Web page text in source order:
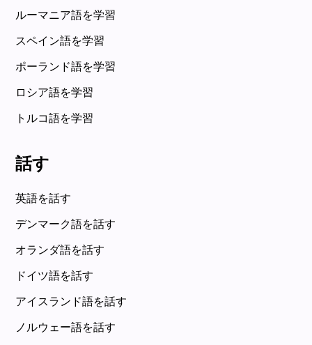
ルーマニア語を学習
スペイン語を学習
ポーランド語を学習
ロシア語を学習
トルコ語を学習
話す
英語を話す
デンマーク語を話す
オランダ語を話す
ドイツ語を話す
アイスランド語を話す
ノルウェー語を話す